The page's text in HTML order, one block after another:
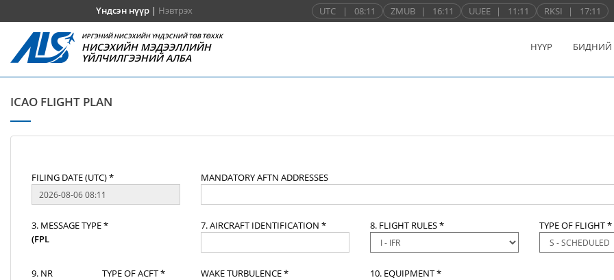
Үндсэн нүүр| Нэвтрэх UTC | 08:11 ZMUB | 16:11 UUEE | 11:11 RKSI | 17:11
ИРГЭНИЙ НИСЭХИЙН ҮНДЭСНИЙ ТӨВ ТӨХХК
НИСЭХИЙН МЭДЭЭЛЛИЙН
ҮЙЛЧИЛГЭЭНИЙ АЛБА
НҮҮР БИДНИЙ
ICAO FLIGHT PLAN
FILING DATE (UTC) * MANDATORY AFTN ADDRESSES
3. MESSAGE TYPE *
(FPL
7. AIRCRAFT IDENTIFICATION * 8. FLIGHT RULES * TYPE OF FLIGHT *
9. NR TYPE OF ACFT * WAKE TURBULENCE * 10. EQUIPMENT *